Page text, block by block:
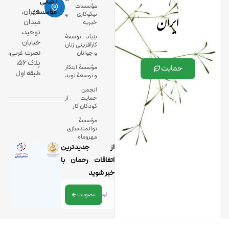
ایران
حمایت
مؤسسات
نیکوکاری و
خیریه
بنیاد توسعۀ
کارآفرینی زنان
و جوانان
مؤسسۀ ابتکار
و توسعۀ نوید
انجمن
حمایت از
کودکان کار
مؤسسۀ
توانمندسازی
مهروماه
مؤسسه:تهران،
میدان
توحید،
خیابان
نصرت غربی،
پلاک 56،
طبقه اول
از جدیدترین
اتفاقات رحمان با
خبر شوید
عضویت